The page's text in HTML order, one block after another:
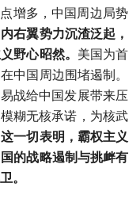
增多，中国周边局势
右翼势力沉渣泛起，
野心昭然。 美国为首
中国周边围堵遏制。
战给中国发展带来压
糊无核承诺，为核武
这一切表明，霸权主义
的战略遏制与挑衅有
。